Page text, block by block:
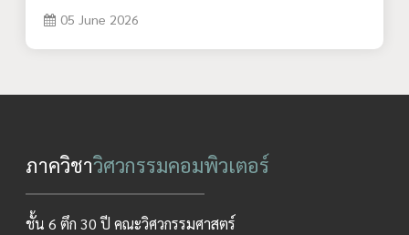
05 June 2026
ภาควิชาวิศวกรรมคอมพิวเตอร์
ชั้น 6 ตึก 30 ปี คณะวิศวกรรมศาสตร์